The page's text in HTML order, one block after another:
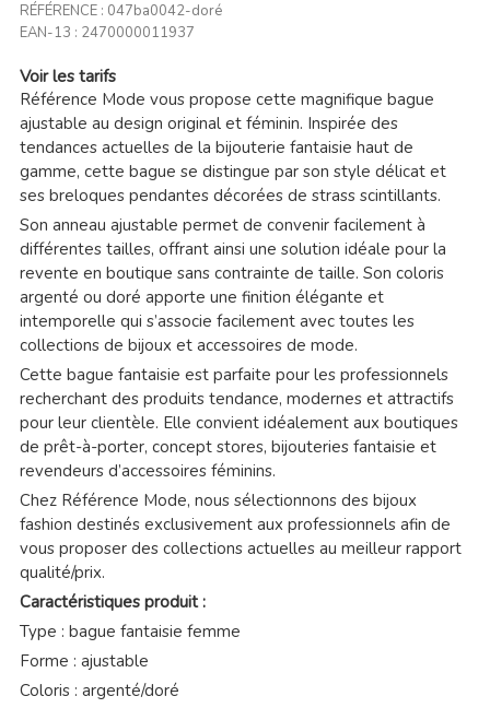
RÉFÉRENCE : 047ba0042-doré
EAN-13 : 2470000011937
Voir les tarifs
Référence Mode vous propose cette magnifique bague
ajustable au design original et féminin. Inspirée des
tendances actuelles de la bijouterie fantaisie haut de
gamme, cette bague se distingue par son style délicat et
ses breloques pendantes décorées de strass scintillants.
Son anneau ajustable permet de convenir facilement à
différentes tailles, offrant ainsi une solution idéale pour la
revente en boutique sans contrainte de taille. Son coloris
argenté ou doré apporte une finition élégante et
intemporelle qui s’associe facilement avec toutes les
collections de bijoux et accessoires de mode.
Cette bague fantaisie est parfaite pour les professionnels
recherchant des produits tendance, modernes et attractifs
pour leur clientèle. Elle convient idéalement aux boutiques
de prêt-à-porter, concept stores, bijouteries fantaisie et
revendeurs d’accessoires féminins.
Chez Référence Mode, nous sélectionnons des bijoux
fashion destinés exclusivement aux professionnels afin de
vous proposer des collections actuelles au meilleur rapport
qualité/prix.
Caractéristiques produit :
Type : bague fantaisie femme
Forme : ajustable
Coloris : argenté/doré